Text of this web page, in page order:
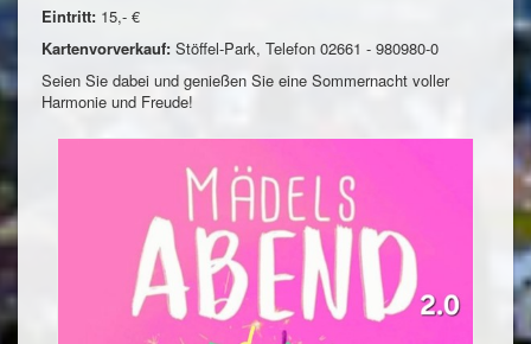
Eintritt: 15,- €
Kartenvorverkauf: Stöffel-Park, Telefon 02661 - 980980-0
Seien Sie dabei und genießen Sie eine Sommernacht voller
Harmonie und Freude!